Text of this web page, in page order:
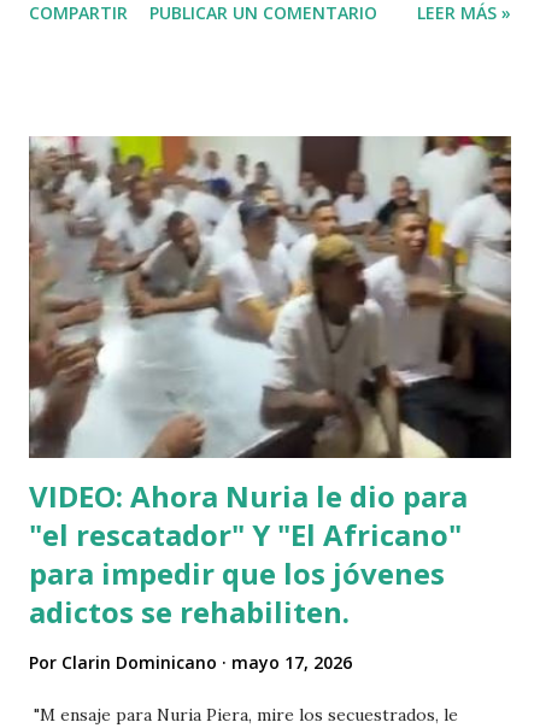
COMPARTIR PUBLICAR UN COMENTARIO LEER MÁS »
VIDEO: Ahora Nuria le dio para
"el rescatador" Y "El Africano"
para impedir que los jóvenes
adictos se rehabiliten.
Por Clarin Dominicano mayo 17, 2026
"M ensaje para Nuria Piera, mire los secuestrados, le